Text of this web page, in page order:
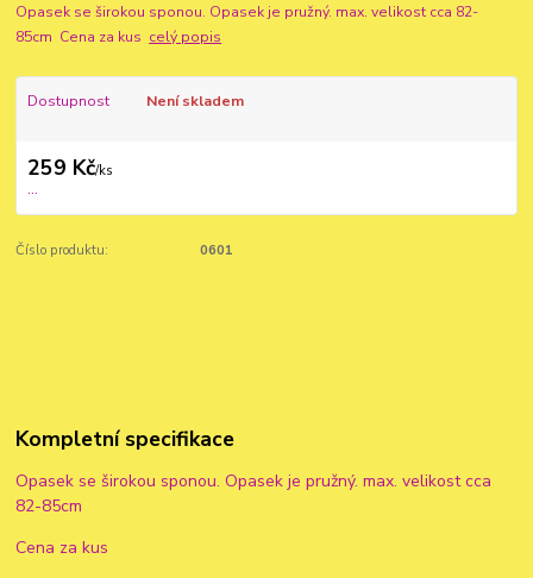
Opasek se širokou sponou. Opasek je pružný. max. velikost cca 82-
85cm Cena za kus celý popis
Dostupnost Není skladem
259 Kč/ks
...
Číslo produktu: 0601
Kompletní specifikace
Opasek se širokou sponou. Opasek je pružný. max. velikost cca
82-85cm
Cena za kus